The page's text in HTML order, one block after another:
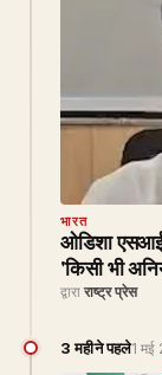
भारत
ओडिशा
'किसी भी
द्वारा राष्ट्र प्रेस
3 महीने पहले1 मई